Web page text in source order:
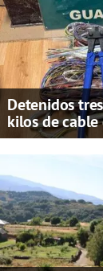
Detenidos
kilos de cable